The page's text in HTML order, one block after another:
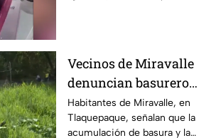
Vecinos de Miravalle
denuncian basurero
clandestino y falta de
seguridad vial en la
Habitantes de Miravalle, en
Tlaquepaque, señalan que la
acumulación de basura y la